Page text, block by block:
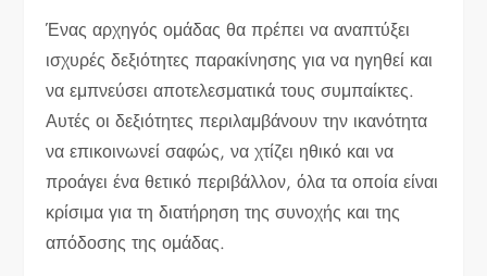
Ένας αρχηγός ομάδας θα πρέπει να αναπτύξει
ισχυρές δεξιότητες παρακίνησης για να ηγηθεί και
να εμπνεύσει αποτελεσματικά τους συμπαίκτες.
Αυτές οι δεξιότητες περιλαμβάνουν την ικανότητα
να επικοινωνεί σαφώς, να χτίζει ηθικό και να
προάγει ένα θετικό περιβάλλον, όλα τα οποία είναι
κρίσιμα για τη διατήρηση της συνοχής και της
απόδοσης της ομάδας.